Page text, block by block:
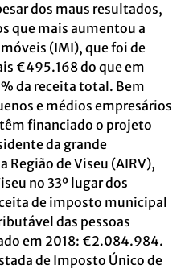
dos maus resultados,
que mais aumentou a
(IMI), que foi de
€495.168 do que em
da receita total. Bem
e médios empresários
financiado o projeto
da grande
Região de Viseu (AIRV),
no 33º lugar dos
de imposto municipal
das pessoas
em 2018: €2.084.984.
de Imposto Único de